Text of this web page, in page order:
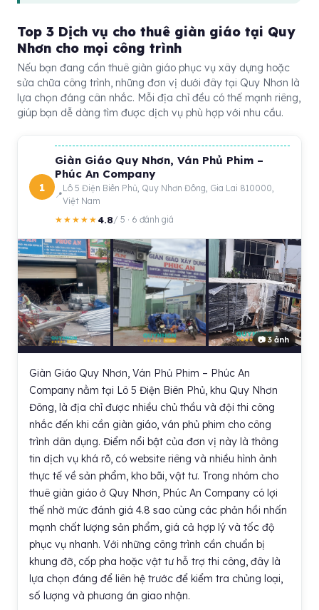
Top 3 Dịch vụ cho thuê giàn giáo tại Quy
Nhơn cho mọi công trình
Nếu bạn đang cần thuê giàn giáo phục vụ xây dựng hoặc
sửa chữa công trình, những đơn vị dưới đây tại Quy Nhơn là
lựa chọn đáng cân nhắc. Mỗi địa chỉ đều có thế mạnh riêng,
giúp bạn dễ dàng tìm được dịch vụ phù hợp với nhu cầu.
1
Giàn Giáo Quy Nhơn, Ván Phủ Phim –
Phúc An Company
Lô 5 Điện Biên Phủ, Quy Nhơn Đông, Gia Lai 810000,
Việt Nam
★★★★★4.8/ 5 · 6 đánh giá
📷 3 ảnh
Giàn Giáo Quy Nhơn, Ván Phủ Phim – Phúc An
Company nằm tại Lô 5 Điện Biên Phủ, khu Quy Nhơn
Đông, là địa chỉ được nhiều chủ thầu và đội thi công
nhắc đến khi cần giàn giáo, ván phủ phim cho công
trình dân dụng. Điểm nổi bật của đơn vị này là thông
tin dịch vụ khá rõ, có website riêng và nhiều hình ảnh
thực tế về sản phẩm, kho bãi, vật tư. Trong nhóm cho
thuê giàn giáo ở Quy Nhơn, Phúc An Company có lợi
thế nhờ mức đánh giá 4.8 sao cùng các phản hồi nhấn
mạnh chất lượng sản phẩm, giá cả hợp lý và tốc độ
phục vụ nhanh. Với những công trình cần chuẩn bị
khung đỡ, cốp pha hoặc vật tư hỗ trợ thi công, đây là
lựa chọn đáng để liên hệ trước để kiểm tra chủng loại,
số lượng và phương án giao nhận.